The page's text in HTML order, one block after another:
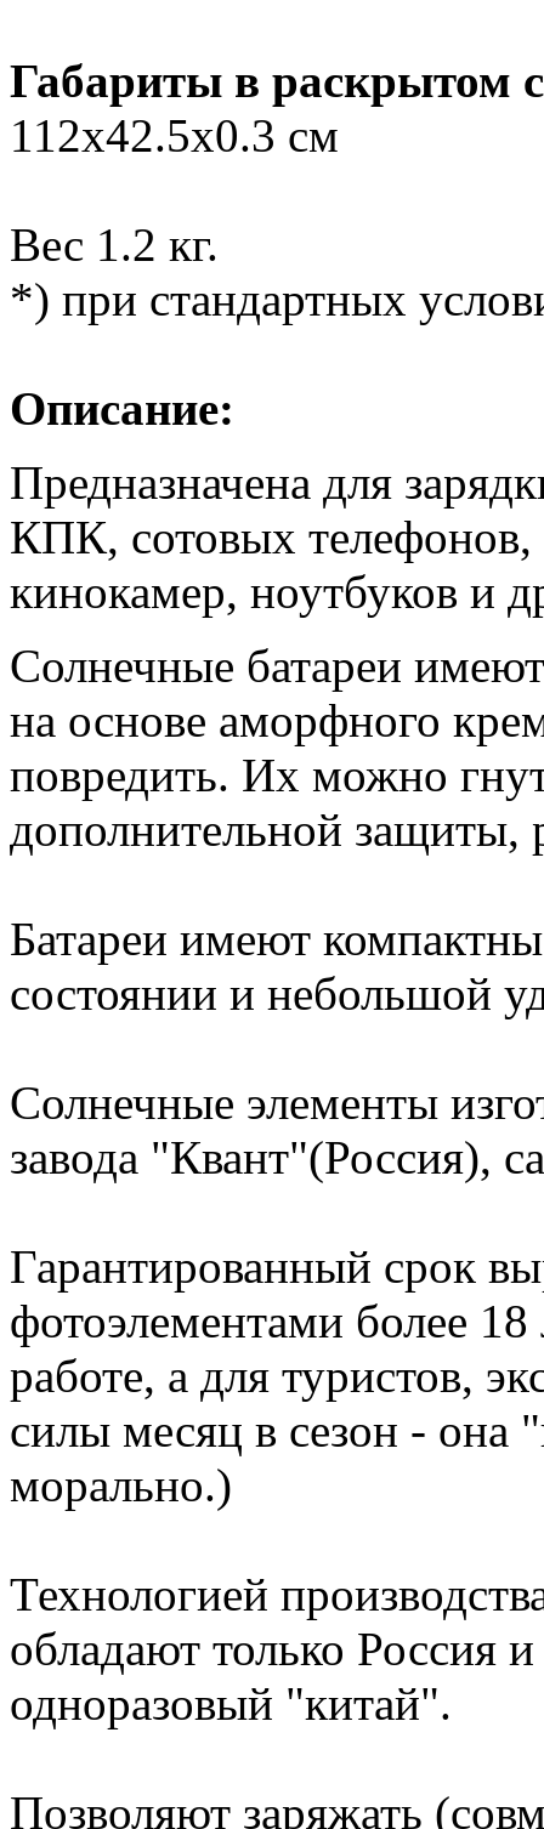
Габариты в раскрытом
112х42.5х0.3 см
Вес 1.2 кг.
*) при стандартных
Описание:
Предназначена для
КПК, сотовых телефонов,
кинокамер, ноутбуков и
Солнечные батареи
на основе аморфного
повредить. Их можно
дополнительной защиты,
Батареи имеют
состоянии и небольшой
Солнечные элементы
завода "Квант"(Россия),
Гарантированный срок
фотоэлементами более
работе, а для туристов,
силы месяц в сезон - она
морально.)
Технологией
обладают только
одноразовый "китай".
Позволяют заряжать